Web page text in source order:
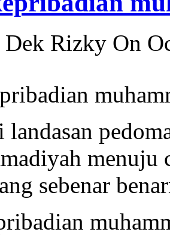
Dek Rizky On
landasan
menuju
sebenar